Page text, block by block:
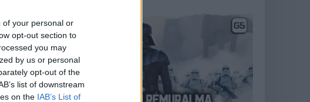
of your personal or
opt-out section to
you may
by us or personal
opt-out of the
list of downstream
on the IAB’s List of